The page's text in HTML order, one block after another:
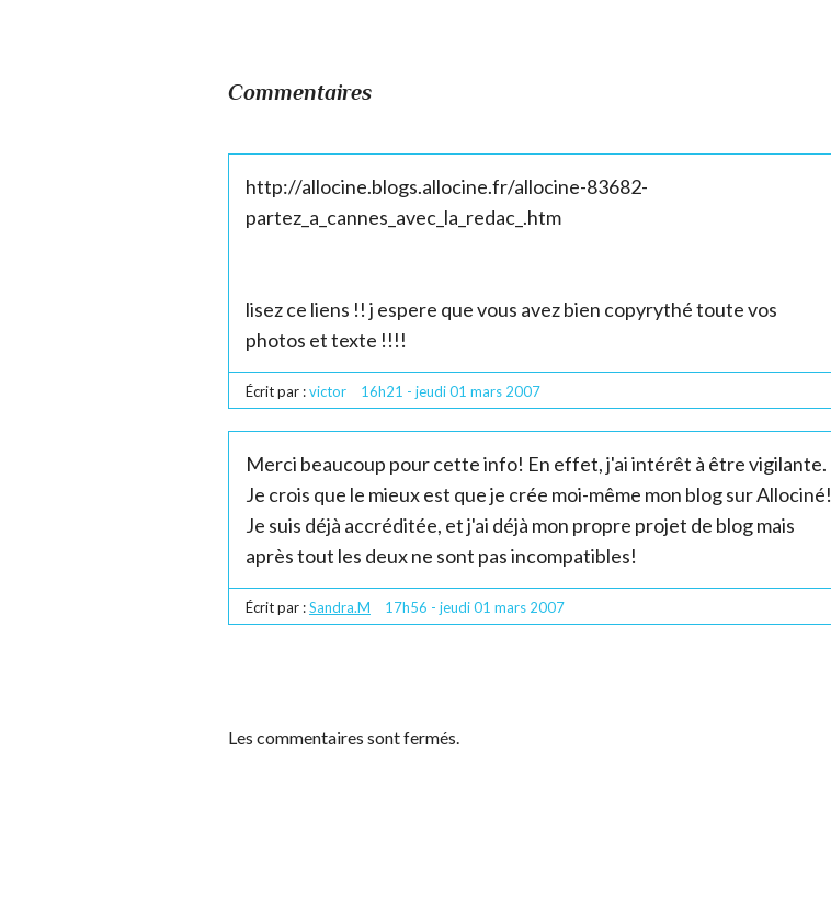
Commentaires
http://allocine.blogs.allocine.fr/allocine-83682-
partez_a_cannes_avec_la_redac_.htm
lisez ce liens !! j espere que vous avez bien copyrythé toute vos
photos et texte !!!!
Écrit par :victor 16h21 - jeudi 01 mars 2007
Merci beaucoup pour cette info! En effet, j'ai intérêt à être vigilante.
Je crois que le mieux est que je crée moi-même mon blog sur Allociné!
Je suis déjà accréditée, et j'ai déjà mon propre projet de blog mais
après tout les deux ne sont pas incompatibles!
Écrit par :Sandra.M 17h56 - jeudi 01 mars 2007
Les commentaires sont fermés.